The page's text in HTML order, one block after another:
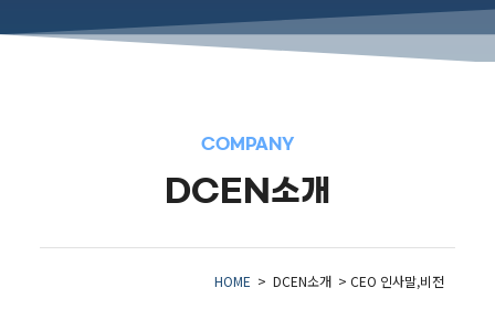
COMPANY
DCEN소개
HOME > DCEN소개 > CEO 인사말,비전